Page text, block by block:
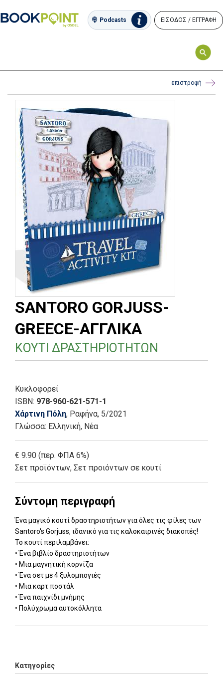
Podcasts ΕΙΣΟΔΟΣ / ΕΓΓΡΑΦΗ
επιστροφή
SANTORO GORJUSS-
GREECE-ΑΓΓΛΙΚΑ
ΚΟΥΤΙ ΔΡΑΣΤΗΡΙΟΤΗΤΩΝ
Κυκλοφορεί
ISBN: 978-960-621-571-1
Χάρτινη Πόλη, Ραφήνα, 5/2021
Γλώσσα: Ελληνική, Νέα
€ 9.90 (περ. ΦΠΑ 6%)
Σετ προϊόντων, Σετ προιόντων σε κουτί
Σύντομη περιγραφή
Ένα μαγικό κουτί δραστηριοτήτων για όλες τις φίλες των
Santoro's Gorjuss, ιδανικό για τις καλοκαιρινές διακοπές!
Το κουτί περιλαμβάνει:
• Ένα βιβλίο δραστηριοτήτων
• Μια μαγνητική κορνίζα
• Ένα σετ με 4 ξυλομπογιές
• Μια καρτ ποστάλ
• Ένα παιχνίδι μνήμης
• Πολύχρωμα αυτοκόλλητα
Κατηγορίες